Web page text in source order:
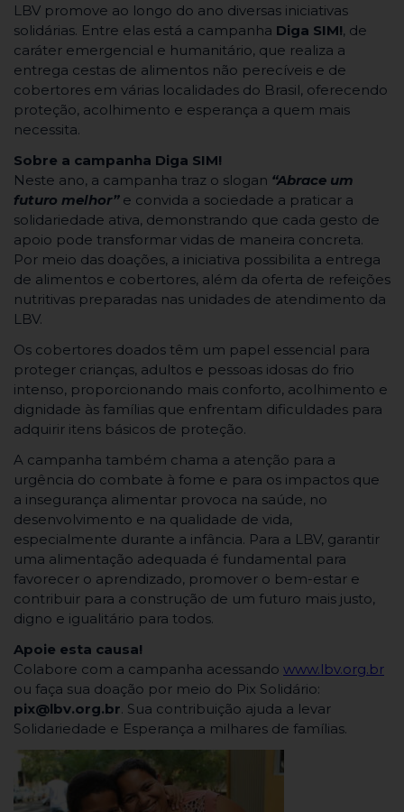
LBV promove ao longo do ano diversas iniciativas
solidárias. Entre elas está a campanha Diga SIM!, de
caráter emergencial e humanitário, que realiza a
entrega cestas de alimentos não perecíveis e de
cobertores em várias localidades do Brasil, oferecendo
proteção, acolhimento e esperança a quem mais
necessita.
Sobre a campanha Diga SIM!
Neste ano, a campanha traz o slogan “Abrace um
futuro melhor”e convida a sociedade a praticar a
solidariedade ativa, demonstrando que cada gesto de
apoio pode transformar vidas de maneira concreta.
Por meio das doações, a iniciativa possibilita a entrega
de alimentos e cobertores, além da oferta de refeições
nutritivas preparadas nas unidades de atendimento da
LBV.
Os cobertores doados têm um papel essencial para
proteger crianças, adultos e pessoas idosas do frio
intenso, proporcionando mais conforto, acolhimento e
dignidade às famílias que enfrentam dificuldades para
adquirir itens básicos de proteção.
A campanha também chama a atenção para a
urgência do combate à fome e para os impactos que
a insegurança alimentar provoca na saúde, no
desenvolvimento e na qualidade de vida,
especialmente durante a infância. Para a LBV, garantir
uma alimentação adequada é fundamental para
favorecer o aprendizado, promover o bem-estar e
contribuir para a construção de um futuro mais justo,
digno e igualitário para todos.
Apoie esta causa!
Colabore com a campanha acessando www.lbv.org.br
ou faça sua doação por meio do Pix Solidário:
pix@lbv.org.br. Sua contribuição ajuda a levar
Solidariedade e Esperança a milhares de famílias.